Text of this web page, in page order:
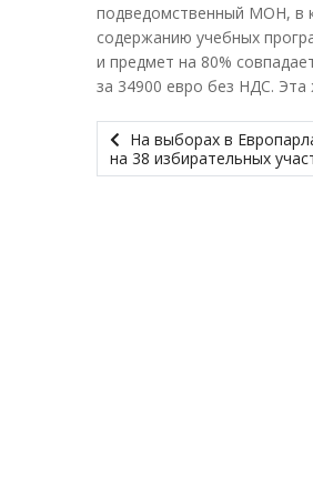
подведомственный МОН, в
содержанию учебных
и предмет на 80%
за 34900 евро без НДС. Эта
На выборах в
на 38 избирательных